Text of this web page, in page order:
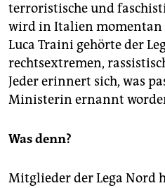
terroristische und
wird in Italien
Luca Traini gehörte der
rechtsextremen,
Jeder erinnert sich, was
Ministerin ernannt
Was denn?
Mitglieder der Lega Nord